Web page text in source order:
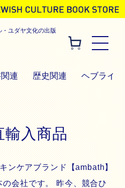
・ユダヤ文化の出版
連 歴史関連 ヘブライ
輸入商品
ンケアブランド【ambath】
会社です。 昨今、競合ひ